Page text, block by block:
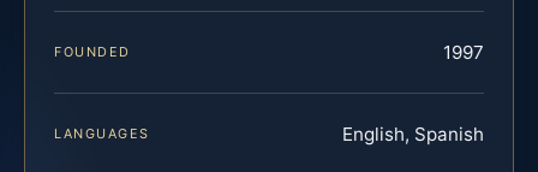
FOUNDED 1997
LANGUAGES English, Spanish